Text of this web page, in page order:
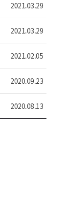
2021.03.29
2021.03.29
2021.02.05
2020.09.23
2020.08.13